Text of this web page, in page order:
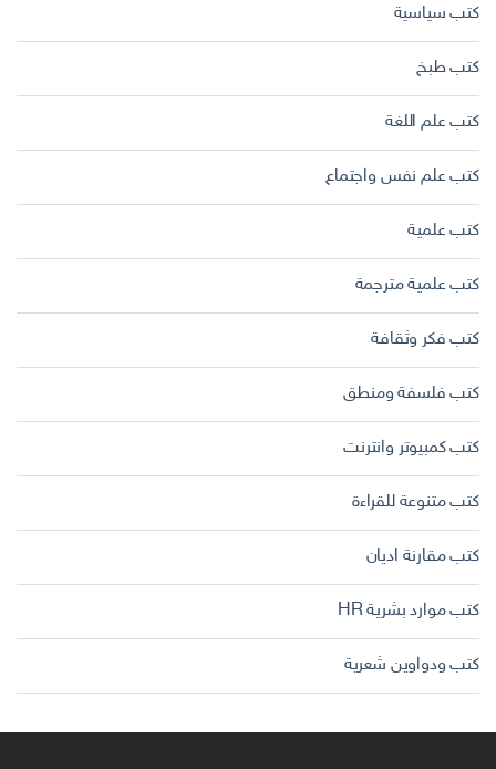
كتب سياسية
كتب طبخ
كتب علم اللغة
كتب علم نفس واجتماع
كتب علمية
كتب علمية مترجمة
كتب فكر وثقافة
كتب فلسفة ومنطق
كتب كمبيوتر وانترنت
كتب متنوعة للقراءة
كتب مقارنة اديان
كتب موارد بشرية HR
كتب ودواوين شعرية